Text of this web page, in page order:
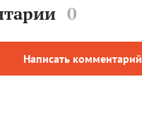
0
Написать комментарий